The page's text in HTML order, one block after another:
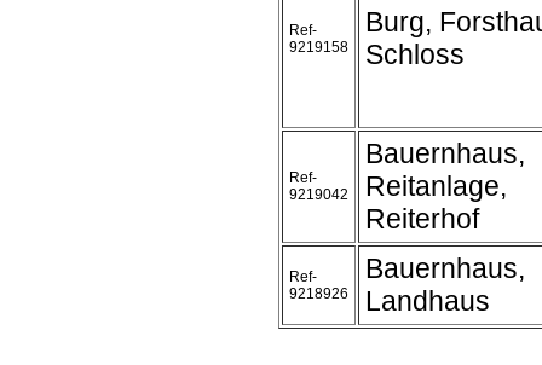
Ref-
9219158
Burg,
Schloss
Ref-
9219042
Bauernhaus,
Reitanlage,
Reiterhof
Ref-
9218926
Bauernhaus,
Landhaus